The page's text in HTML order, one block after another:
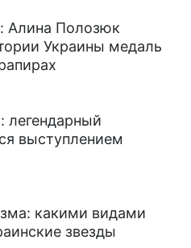
Алина Полозюк
Украины медаль
легендарный
выступлением
какими видами
звезды